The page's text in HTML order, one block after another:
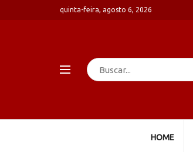
quinta-feira, agosto 6, 2026
HOME